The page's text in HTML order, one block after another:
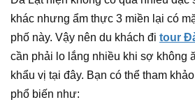
khác nhưng ẩm thực 3 miền lại có
phố này. Vậy nên du khách đi tour
cần phải lo lắng nhiều khi sợ không
khẩu vị tại đây. Bạn có thể tham
phổ biến như: